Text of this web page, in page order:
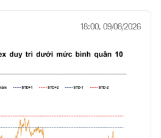
18:00, 09/08/2026